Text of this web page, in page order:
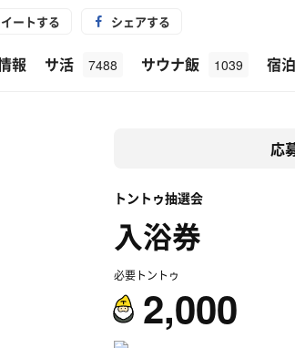
ートする シェアする
報 サ活 7488 サウナ飯 1039 宿泊
応
トントゥ抽選会
入浴券
必要トントゥ
2,000